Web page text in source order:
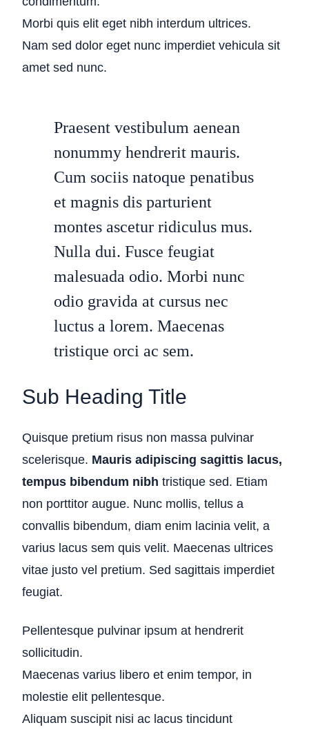
Morbi quis elit eget nibh interdum ultrices.
Nam sed dolor eget nunc imperdiet vehicula sit
amet sed nunc.
Praesent vestibulum aenean
nonummy hendrerit mauris.
Cum sociis natoque penatibus
et magnis dis parturient
montes ascetur ridiculus mus.
Nulla dui. Fusce feugiat
malesuada odio. Morbi nunc
odio gravida at cursus nec
luctus a lorem. Maecenas
tristique orci ac sem.
Sub Heading Title
Quisque pretium risus non massa pulvinar
scelerisque. Mauris adipiscing sagittis lacus,
tempus bibendum nibh tristique sed. Etiam
non porttitor augue. Nunc mollis, tellus a
convallis bibendum, diam enim lacinia velit, a
varius lacus sem quis velit. Maecenas ultrices
vitae justo vel pretium. Sed sagittais imperdiet
feugiat.
Pellentesque pulvinar ipsum at hendrerit
sollicitudin.
Maecenas varius libero et enim tempor, in
molestie elit pellentesque.
Aliquam suscipit nisi ac lacus tincidunt